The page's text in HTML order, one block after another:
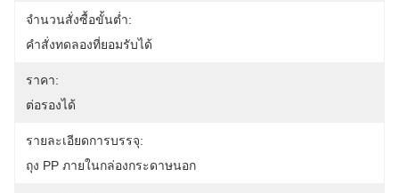
จำนวนสั่งซื้อขั้นต่ำ:
คำสั่งทดลองที่ยอมรับได้
ราคา:
ต่อรองได้
รายละเอียดการบรรจุ:
ถุง PP ภายในกล่องกระดาษนอก